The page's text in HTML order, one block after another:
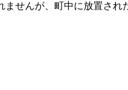
ませんが、町中に放置さ